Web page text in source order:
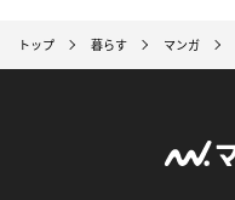
トップ 暮らす マンガ